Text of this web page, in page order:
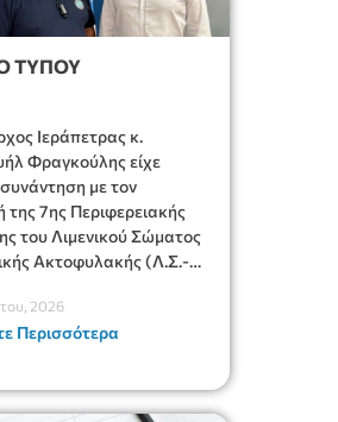
ΤΥΠΟΥ
Ιεράπετρας κ.
Φραγκούλης είχε
με τον
της 7ης Περιφερειακής
του Λιμενικού Σώματος
Ακτοφυλακής (Λ.Σ.-
2026
Περισσότερα